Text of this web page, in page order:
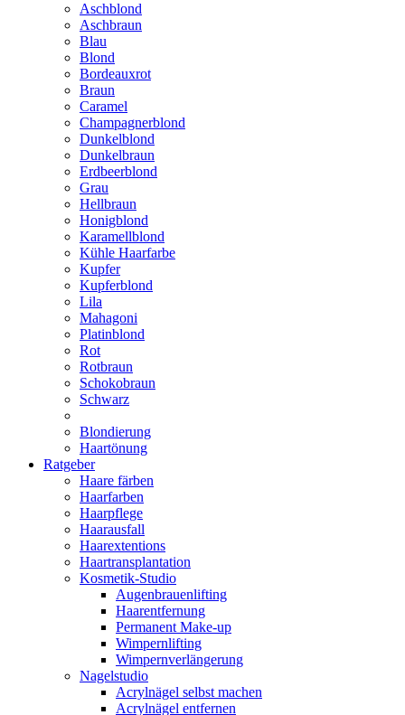
Aschblond
Aschbraun
Blau
Blond
Bordeauxrot
Braun
Caramel
Champagnerblond
Dunkelblond
Dunkelbraun
Erdbeerblond
Grau
Hellbraun
Honigblond
Karamellblond
Kühle Haarfarbe
Kupfer
Kupferblond
Lila
Mahagoni
Platinblond
Rot
Rotbraun
Schokobraun
Schwarz
Blondierung
Haartönung
Ratgeber
Haare färben
Haarfarben
Haarpflege
Haarausfall
Haarextentions
Haartransplantation
Kosmetik-Studio
Augenbrauenlifting
Haarentfernung
Permanent Make-up
Wimpernlifting
Wimpernverlängerung
Nagelstudio
Acrylnägel selbst machen
Acrylnägel entfernen